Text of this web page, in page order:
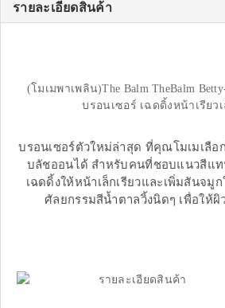
รายละเอียดสินค้า
(โมเมพาเพลิน)The Balm TheBalm
บรอนเซอร์ เฉดดิ้งหน้าเรียว
บรอนเซอร์ตัวใหม่ล่าสุด ที่คุณโมเมเลือ
บลัชออนได้ สำหรับคนที่ชอบแนวสีแ
เฉดดิ้งให้หน้าเล็กเรียวและเพิ่มสันจมู
ศัลยกรรมสีน้ำตาลวิ้งนิดๆ เพื่อให้